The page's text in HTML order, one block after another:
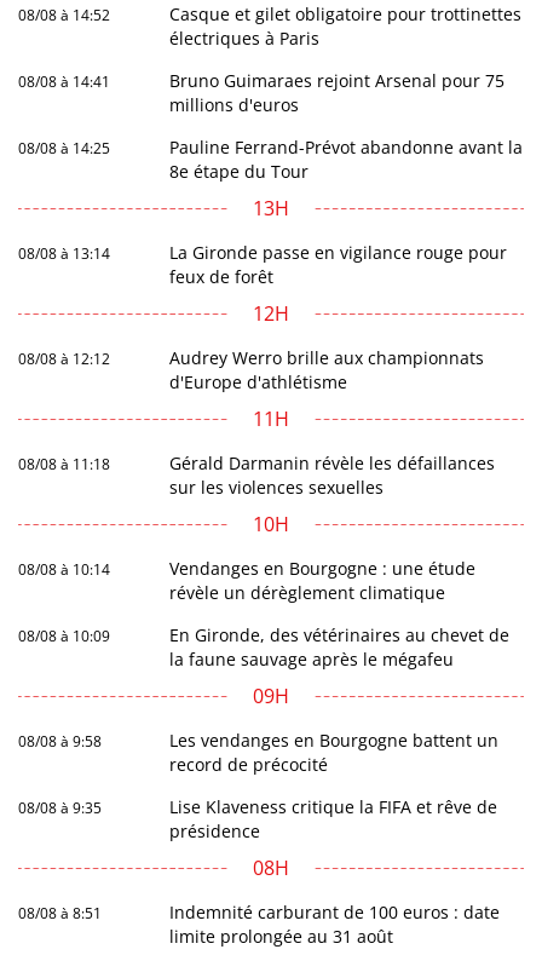
08/08 à 14:52
Casque et gilet obligatoire pour trottinettes
électriques à Paris
08/08 à 14:41
Bruno Guimaraes rejoint Arsenal pour 75
millions d'euros
08/08 à 14:25
Pauline Ferrand-Prévot abandonne avant la
8e étape du Tour
13H
08/08 à 13:14
La Gironde passe en vigilance rouge pour
feux de forêt
12H
08/08 à 12:12
Audrey Werro brille aux championnats
d'Europe d'athlétisme
11H
08/08 à 11:18
Gérald Darmanin révèle les défaillances
sur les violences sexuelles
10H
08/08 à 10:14
Vendanges en Bourgogne : une étude
révèle un dérèglement climatique
08/08 à 10:09
En Gironde, des vétérinaires au chevet de
la faune sauvage après le mégafeu
09H
08/08 à 9:58
Les vendanges en Bourgogne battent un
record de précocité
08/08 à 9:35
Lise Klaveness critique la FIFA et rêve de
présidence
08H
08/08 à 8:51
Indemnité carburant de 100 euros : date
limite prolongée au 31 août